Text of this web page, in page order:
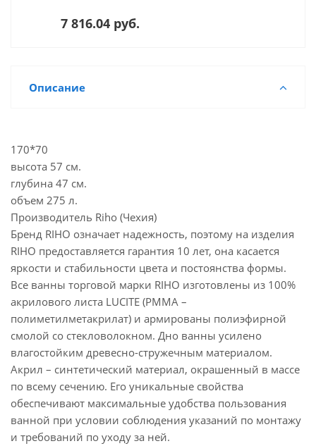
7 816.04 руб.
Описание
170*70
высота 57 см.
глубина 47 см.
объем 275 л.
Производитель Riho (Чехия)
Бренд RIHO означает надежность, поэтому на изделия
RIHO предоставляется гарантия 10 лет, она касается
яркости и стабильности цвета и постоянства формы.
Все ванны торговой марки RIHO изготовлены из 100%
акрилового листа LUCITE (PMMA –
полиметилметакрилат) и армированы полиэфирной
смолой со стекловолокном. Дно ванны усилено
влагостойким древесно-стружечным материалом.
Акрил – синтетический материал, окрашенный в массе
по всему сечению. Его уникальные свойства
обеспечивают максимальные удобства пользования
ванной при условии соблюдения указаний по монтажу
и требований по уходу за ней.